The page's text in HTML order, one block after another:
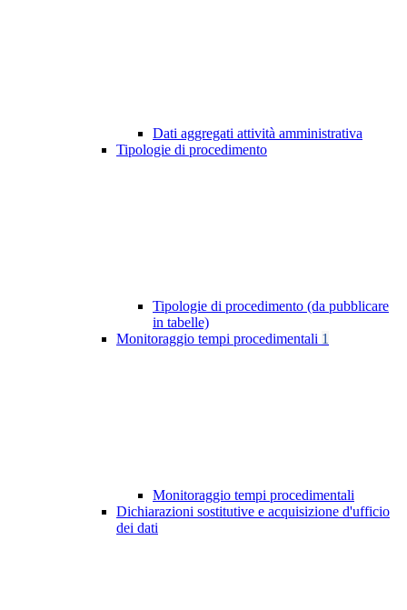
Dati aggregati attività amministrativa
Tipologie di procedimento
Tipologie di procedimento (da pubblicare
in tabelle)
Monitoraggio tempi procedimentali 1
Monitoraggio tempi procedimentali
Dichiarazioni sostitutive e acquisizione d'ufficio
dei dati